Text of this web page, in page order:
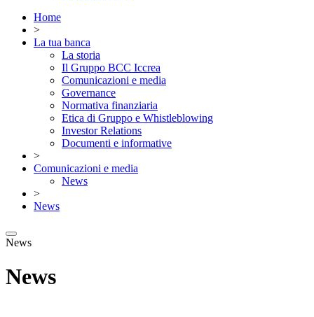
Home
>
La tua banca
La storia
Il Gruppo BCC Iccrea
Comunicazioni e media
Governance
Normativa finanziaria
Etica di Gruppo e Whistleblowing
Investor Relations
Documenti e informative
>
Comunicazioni e media
News
>
News
News
News